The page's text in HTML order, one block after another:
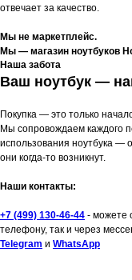
отвечает за качество.
Мы не маркетплейс.
Мы — магазин ноутбуков
Наша забота
Ваш ноутбук —
Покупка — это только
Мы сопровождаем каждого
использования ноутбука —
они когда-то возникнут.
Наши контакты:
+7 (499) 130-46-44 - можете
телефону, так и через
Telegram и WhatsApp